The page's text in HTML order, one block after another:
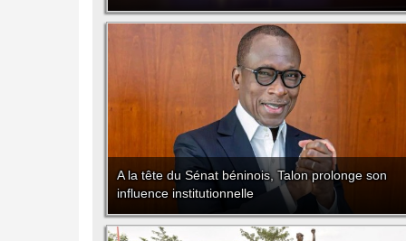
A la tête du Sénat béninois, Talon prolonge son
influence institutionnelle